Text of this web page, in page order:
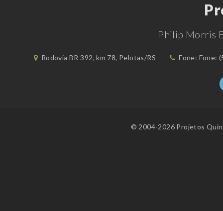
Philip Morris
Rodovia BR 392, km 78, Pelotas/RS Fone: Fone:
© 2004-2026 Projetos